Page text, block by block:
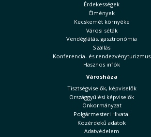
Érdekességek
Élmények
Kecskemét környéke
Városi séták
Vendéglátás, gasztronómia
Szállás
Konferencia- és rendezvényturizmus
Hasznos infók
Városháza
Tisztségviselők, képviselők
Országgyűlési képviselők
Önkormányzat
Polgármesteri Hivatal
Közérdekű adatok
Adatvédelem